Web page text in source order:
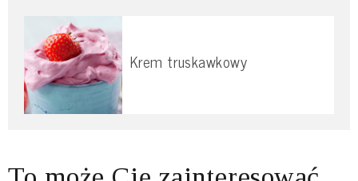
Krem truskawkowy